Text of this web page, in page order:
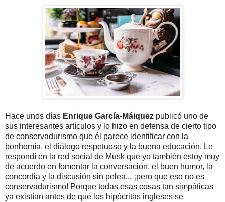
Hace unos días Enrique García-Máiquez publicó uno de
sus interesantes artículos y lo hizo en defensa de cierto tipo
de conservadurismo que él parece identificar con la
bonhomía, el diálogo respetuoso y la buena educación. Le
respondí en la red social de Musk que yo también estoy muy
de acuerdo en fomentar la conversación, el buen humor, la
concordia y la discusión sin pelea... ¡pero que eso no es
conservadurismo! Porque todas esas cosas tan simpáticas
ya existían antes de que los hipócritas ingleses se